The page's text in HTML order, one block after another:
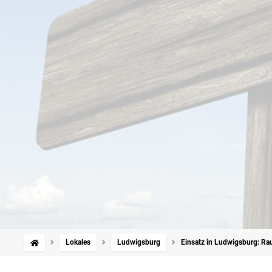
Lokales Ludwigsburg Einsatz in Ludwigsburg: